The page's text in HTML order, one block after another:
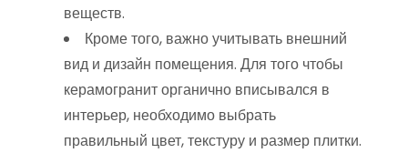
веществ.
Кроме того, важно учитывать внешний
вид и дизайн помещения. Для того чтобы
керамогранит органично вписывался в
интерьер, необходимо выбрать
правильный цвет, текстуру и размер плитки.